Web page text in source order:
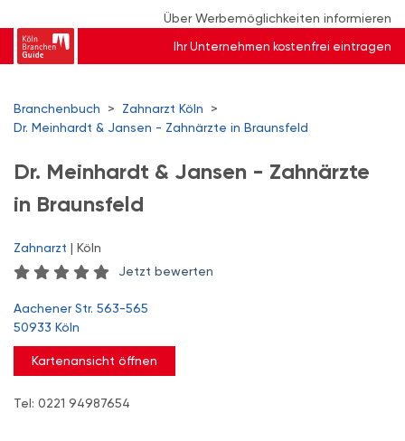
Über Werbemöglichkeiten informieren
Ihr Unternehmen kostenfrei eintragen
Branchenbuch > Zahnarzt Köln
>
Dr. Meinhardt & Jansen - Zahnärzte in Braunsfeld
Dr. Meinhardt & Jansen - Zahnärzte
in Braunsfeld
Zahnarzt | Köln
Jetzt bewerten
Aachener Str. 563-565
50933 Köln
Kartenansicht öffnen
Tel: 0221 94987654